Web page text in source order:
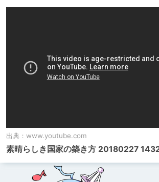
出典： www.youtube.com
素晴らしき国家の築き方 20180227